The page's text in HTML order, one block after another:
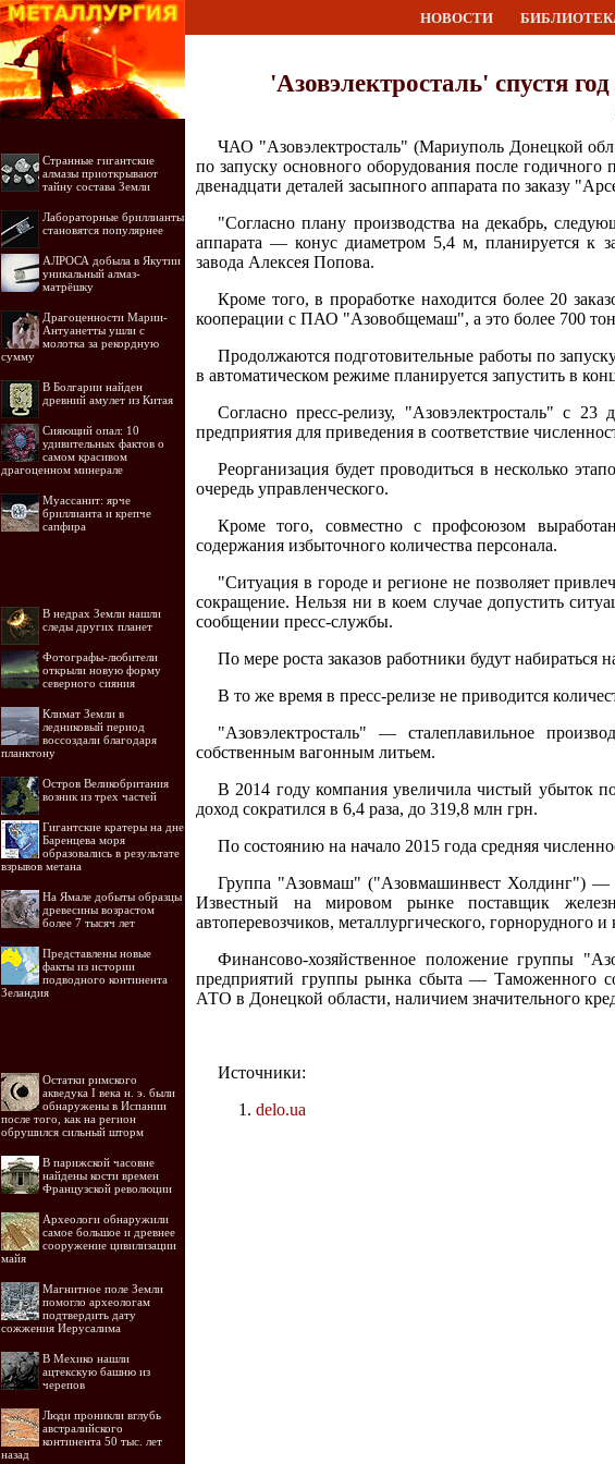
НОВОСТИ
Странные гигантские
алмазы приоткрывают
тайну состава Земли
Лабораторные бриллианты
становятся популярнее
АЛРОСА добыла в Якутии
уникальный алмаз-
матрёшку
Драгоценности Марии-
Антуанетты ушли с
молотка за рекордную
сумму
В Болгарии найден
древний амулет из Китая
Сияющий опал: 10
удивительных фактов о
самом красивом
драгоценном минерале
Муассанит: ярче
бриллианта и крепче
сапфира
В недрах Земли нашли
следы других планет
Фотографы-любители
открыли новую форму
северного сияния
Климат Земли в
ледниковый период
воссоздали благодаря
планктону
Остров Великобритания
возник из трех частей
Гигантские кратеры на дне
Баренцева моря
образовались в результате
взрывов метана
На Ямале добыты образцы
древесины возрастом
более 7 тысяч лет
Представлены новые
факты из истории
подводного континента
Зеландия
Остатки римского
акведука I века н. э. были
обнаружены в Испании
после того, как на регион
обрушился сильный шторм
В парижской часовне
найдены кости времен
Французской революции
Археологи обнаружили
самое большое и древнее
сооружение цивилизации
майя
Магнитное поле Земли
помогло археологам
подтвердить дату
сожжения Иерусалима
В Мехико нашли
ацтекскую башню из
черепов
Люди проникли вглубь
австралийского
континента 50 тыс. лет
назад
'Азовэлектросталь' спустя
ЧАО "Азовэлектросталь" (Мариуполь Донецкой
по запуску основного оборудования после
двенадцати деталей засыпного аппарата по заказу
"Согласно плану производства на декабрь,
аппарата — конус диаметром 5,4 м, планируется к
завода Алексея Попова.
Кроме того, в проработке находится более 20
кооперации с ПАО "Азовобщемаш", а это более 700
Продолжаются подготовительные работы по
в автоматическом режиме планируется запустить в
Согласно пресс-релизу, "Азовэлектросталь" с 23
предприятия для приведения в соответствие
Реорганизация будет проводиться в несколько
очередь управленческого.
Кроме того, совместно с профсоюзом
содержания избыточного количества персонала.
"Ситуация в городе и регионе не позволяет
сокращение. Нельзя ни в коем случае допустить
сообщении пресс-службы.
По мере роста заказов работники будут набираться
В то же время в пресс-релизе не приводится
"Азовэлектросталь" — сталеплавильное
собственным вагонным литьем.
В 2014 году компания увеличила чистый убыток
доход сократился в 6,4 раза, до 319,8 млн грн.
По состоянию на начало 2015 года средняя
Группа "Азовмаш" ("Азовмашинвест Холдинг") —
Известный на мировом рынке поставщик
автоперевозчиков, металлургического,
Финансово-хозяйственное положение группы
предприятий группы рынка сбыта — Таможенного
АТО в Донецкой области, наличием значительного
Источники:
delo.ua